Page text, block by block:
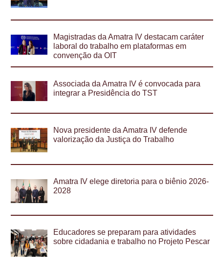
Magistradas da Amatra IV destacam caráter
laboral do trabalho em plataformas em
convenção da OIT
Associada da Amatra IV é convocada para
integrar a Presidência do TST
Nova presidente da Amatra IV defende
valorização da Justiça do Trabalho
Amatra IV elege diretoria para o biênio 2026-
2028
Educadores se preparam para atividades
sobre cidadania e trabalho no Projeto Pescar